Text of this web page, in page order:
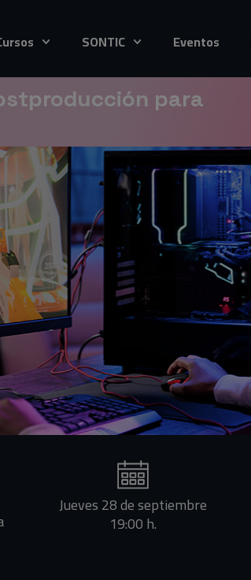
SONTIC Eventos
para
Jueves 28 de septiembre
19:00 h.